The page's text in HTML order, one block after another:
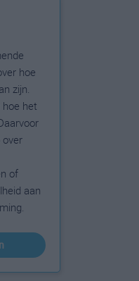
hoe
zijn.
het
over
of
aan